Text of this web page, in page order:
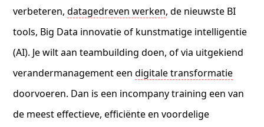
verbeteren,datagedreven werken, de nieuwste BI
tools, Big Data innovatie of kunstmatige intelligentie
(AI). Je wilt aan teambuilding doen, of via uitgekiend
verandermanagement eendigitale transformatie
doorvoeren. Dan is een incompany training een van
de meest effectieve, efficiënte en voordelige